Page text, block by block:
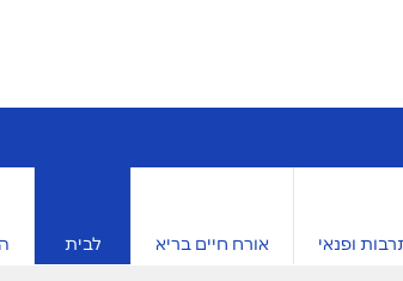
ופנאי אורח חיים בריא לבית